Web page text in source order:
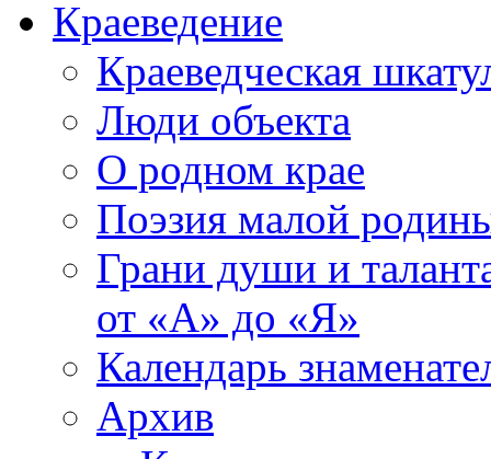
Краеведение
Краеведческая
Люди объекта
О родном крае
Поэзия малой
Грани души и
от «А» до «Я»
Календарь
Архив